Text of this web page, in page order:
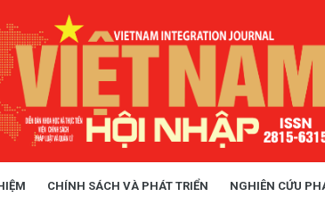
CHÍNH SÁCH VÀ PHÁT TRIỂN NGHIÊN CỨU